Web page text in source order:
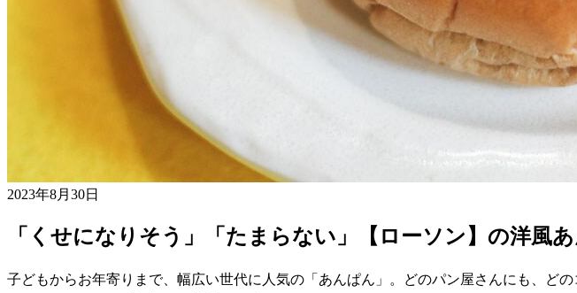
2023年8月30日
「くせになりそう」「たまらない」【ローソン】の洋風
子どもからお年寄りまで、幅広い世代に人気の「あんぱん」。どのパン屋さんにも、ど